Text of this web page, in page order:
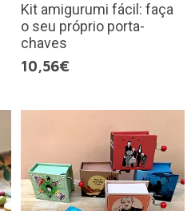
Kit amigurumi fácil: faça
o seu próprio porta-
chaves
10,56€